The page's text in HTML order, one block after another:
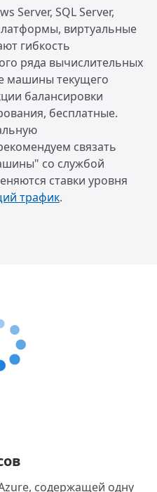
Server, SQL Server,
виртуальные
гибкость
ряда вычислительных
машины текущего
балансировки
бесплатные.
связать
со службой
ставки уровня
трафик.
содержащей одну